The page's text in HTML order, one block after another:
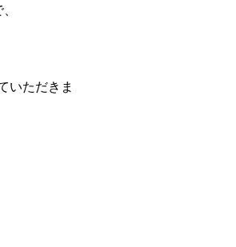
いただきま